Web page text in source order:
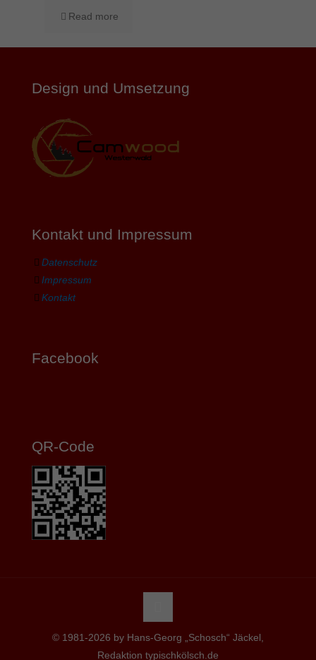
Read more
Design und Umsetzung
Kontakt und Impressum
Datenschutz
Impressum
Kontakt
Facebook
QR-Code
© 1981-2026 by Hans-Georg „Schosch“ Jäckel,
Redaktion typischkölsch.de